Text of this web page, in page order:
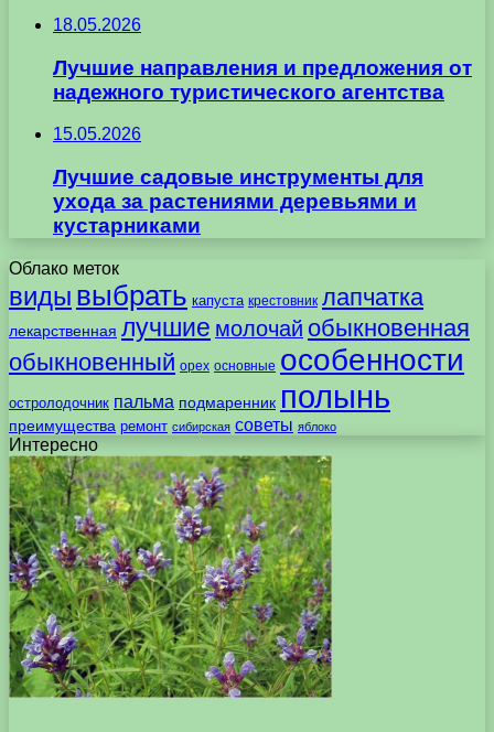
18.05.2026
Лучшие направления и предложения от
надежного туристического агентства
15.05.2026
Лучшие садовые инструменты для
ухода за растениями деревьями и
кустарниками
Облако меток
виды выбрать капуста крестовник лапчатка
лекарственная лучшие молочай обыкновенная
обыкновенный орех основные особенности
остролодочник пальма подмаренник полынь
преимущества ремонт сибирская советы яблоко
Интересно